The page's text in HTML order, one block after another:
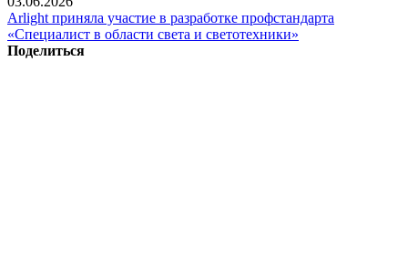
Arlight приняла участие в разработке профстандарта
«Специалист в области света и светотехники»
Поделиться